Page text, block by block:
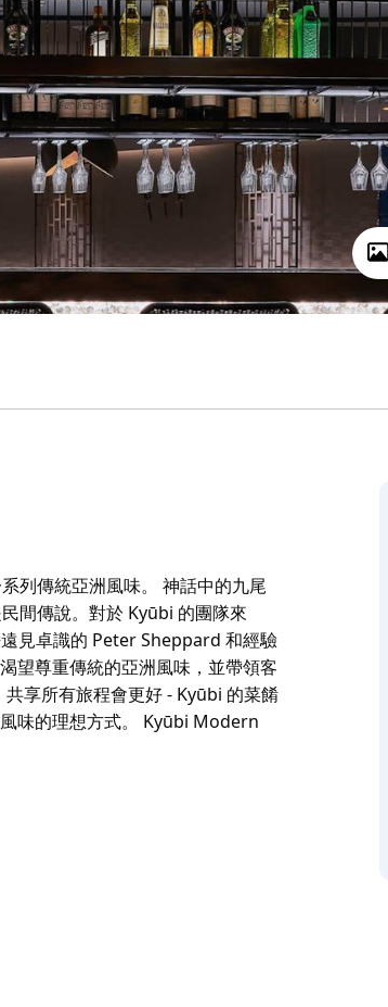
列傳統亞洲風味。 神話中的九尾
間傳說。對於 Kyūbi 的團隊來
見卓識的 Peter Sheppard 和經驗
望尊重傳統的亞洲風味，並帶領客
享所有旅程會更好 - Kyūbi 的菜餚
味的理想方式。 Kyūbi Modern
文化中都是民間傳說。對於 Kyūbi
菜單不斷變化，是體驗九尾多種